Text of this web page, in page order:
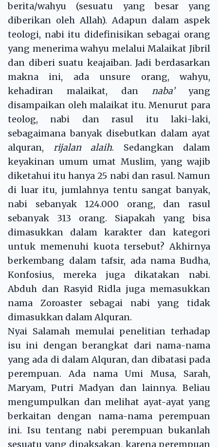
berita/wahyu (sesuatu yang besar yang
diberikan oleh Allah). Adapun dalam aspek
teologi, nabi itu didefinisikan sebagai orang
yang menerima wahyu melalui Malaikat Jibril
dan diberi suatu keajaiban. Jadi berdasarkan
makna ini, ada unsure orang, wahyu,
kehadiran malaikat, dan naba’yang
disampaikan oleh malaikat itu. Menurut para
teolog, nabi dan rasul itu laki-laki,
sebagaimana banyak disebutkan dalam ayat
alquran, rijalan alaih. Sedangkan dalam
keyakinan umum umat Muslim, yang wajib
diketahui itu hanya 25 nabi dan rasul. Namun
di luar itu, jumlahnya tentu sangat banyak,
nabi sebanyak 124.000 orang, dan rasul
sebanyak 313 orang. Siapakah yang bisa
dimasukkan dalam karakter dan kategori
untuk memenuhi kuota tersebut? Akhirnya
berkembang dalam tafsir, ada nama Budha,
Konfosius, mereka juga dikatakan nabi.
Abduh dan Rasyid Ridla juga memasukkan
nama Zoroaster sebagai nabi yang tidak
dimasukkan dalam Alquran.
Nyai Salamah memulai penelitian terhadap
isu ini dengan berangkat dari nama-nama
yang ada di dalam Alquran, dan dibatasi pada
perempuan. Ada nama Umi Musa, Sarah,
Maryam, Putri Madyan dan lainnya. Beliau
mengumpulkan dan melihat ayat-ayat yang
berkaitan dengan nama-nama perempuan
ini. Isu tentang nabi perempuan bukanlah
sesuatu yang dipaksakan, karena perempuan